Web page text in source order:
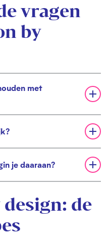
vragen
by
met
je daaraan?
de